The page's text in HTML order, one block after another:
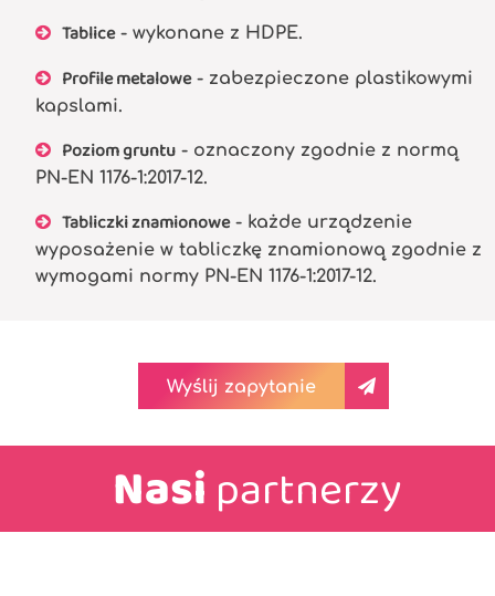
Tablice- wykonane z HDPE.
Profile metalowe- zabezpieczone plastikowymi
kapslami.
Poziom gruntu - oznaczony zgodnie z normą
PN-EN 1176-1:2017-12.
Tabliczki znamionowe- każde urządzenie
wyposażenie w tabliczkę znamionową zgodnie z
wymogami normy PN-EN 1176-1:2017-12.
Wyślij zapytanie
Nasipartnerzy